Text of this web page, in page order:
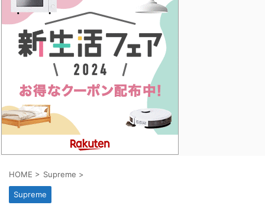
HOME > Supreme >
Supreme